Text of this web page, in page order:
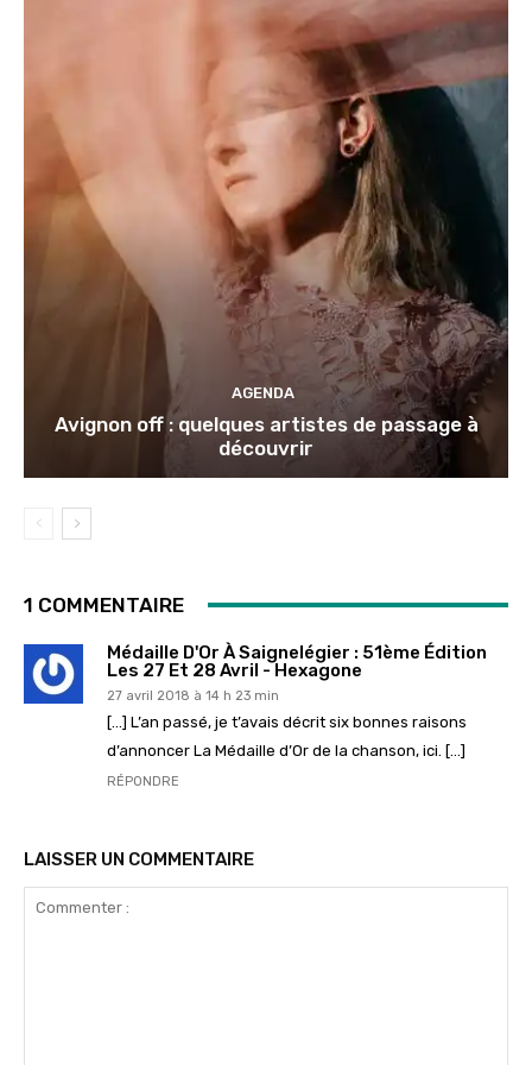
AGENDA
Avignon off : quelques artistes de passage à
découvrir
1 COMMENTAIRE
Médaille D'Or À Saignelégier : 51ème Édition
Les 27 Et 28 Avril - Hexagone
27 avril 2018 à 14 h 23 min
[…] L’an passé, je t’avais décrit six bonnes raisons
d’annoncer La Médaille d’Or de la chanson, ici. […]
RÉPONDRE
LAISSER UN COMMENTAIRE